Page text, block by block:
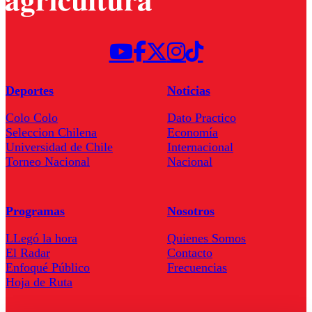
Deportes
Colo Colo
Seleccion Chilena
Universidad de Chile
Torneo Nacional
Noticias
Dato Practico
Economía
Internacional
Nacional
Programas
LLegó la hora
El Radar
Enfoqué Público
Hoja de Ruta
Nosotros
Quienes Somos
Contacto
Frecuencias